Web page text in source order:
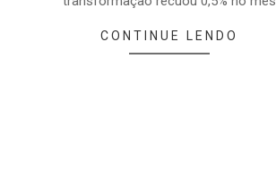
CONTINUE LENDO